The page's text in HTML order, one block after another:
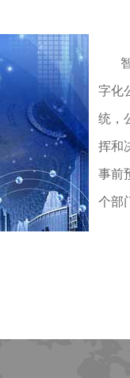
智
字化
统，
挥和
事前
个部